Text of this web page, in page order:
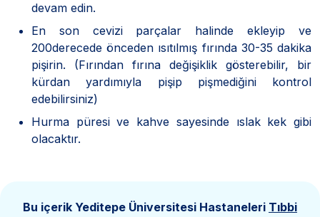
devam edin.
En son cevizi parçalar halinde ekleyip ve
200derecede önceden ısıtılmış fırında 30-35 dakika
pişirin. (Fırından fırına değişiklik gösterebilir, bir
kürdan yardımıyla pişip pişmediğini kontrol
edebilirsiniz)
Hurma püresi ve kahve sayesinde ıslak kek gibi
olacaktır.
Bu içerik Yeditepe Üniversitesi Hastaneleri Tıbbi